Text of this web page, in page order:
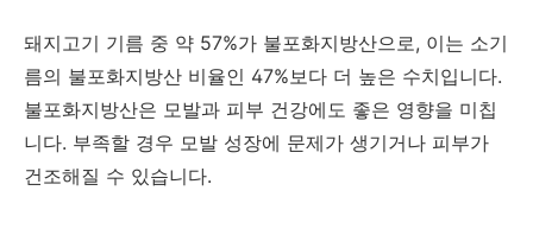
돼지고기 기름 중 약 57%가 불포화지방산으로, 이는 소기
름의 불포화지방산 비율인 47%보다 더 높은 수치입니다.
불포화지방산은 모발과 피부 건강에도 좋은 영향을 미칩
니다. 부족할 경우 모발 성장에 문제가 생기거나 피부가
건조해질 수 있습니다.